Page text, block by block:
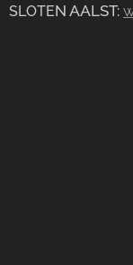
SLOTEN AALST: